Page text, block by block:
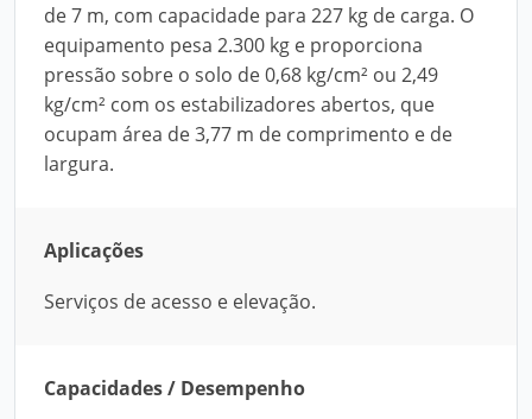
de 7 m, com capacidade para 227 kg de carga. O
equipamento pesa 2.300 kg e proporciona
pressão sobre o solo de 0,68 kg/cm² ou 2,49
kg/cm² com os estabilizadores abertos, que
ocupam área de 3,77 m de comprimento e de
largura.
Aplicações
Serviços de acesso e elevação.
Capacidades / Desempenho